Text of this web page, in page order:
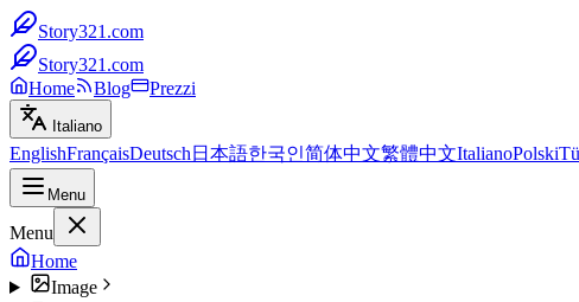
Story321.com
Story321.com
Home
Blog Prezzi
Italiano
EnglishFrançaisDeutsch 日本語한국인简体中文繁體中文ItalianoPolski
Menu
Menu
Home
Image